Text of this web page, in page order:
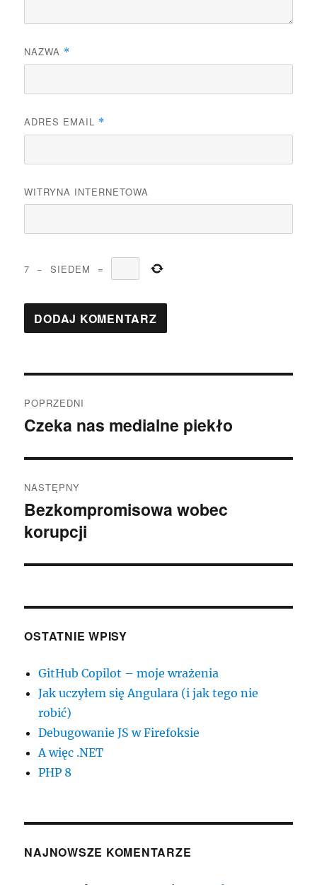
NAZWA *
ADRES EMAIL *
WITRYNA INTERNETOWA
7 − SIEDEM =
wpisu
POPRZEDNI
Poprzedni
Czeka nas medialne piekło
NASTĘPNY
Następny
wpis:
Bezkompromisowa wobec
korupcji
OSTATNIE WPISY
GitHub Copilot – moje wrażenia
Jak uczyłem się Angulara (i jak tego nie
robić)
Debugowanie JS w Firefoksie
A więc .NET
PHP 8
NAJNOWSZE KOMENTARZE